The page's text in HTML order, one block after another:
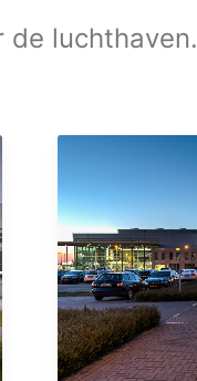
de luchthaven.